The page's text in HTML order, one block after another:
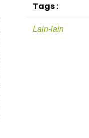
Tags :
Lain-lain